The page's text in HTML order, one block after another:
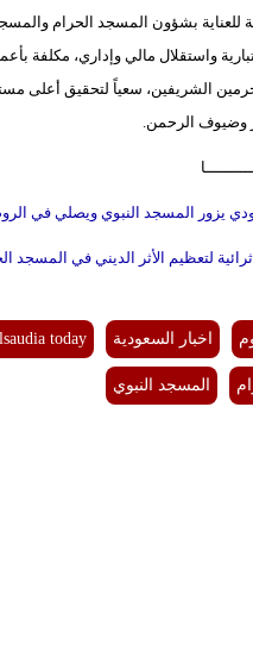
للعناية بشؤون المسجد الحرام
واستقلال مالي وإداري، مكلفة
الشريفين، سعياً لتحقيق أعلى
وضيوف الرحمن.
يزور المسجد النبوي ويصلي في
لتعظيم الأثر الديني في المسجد
اخبار السعودية today
المسجد النبوي